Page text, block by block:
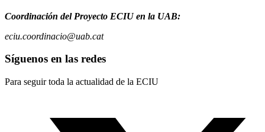
Coordinación del Proyecto ECIU en la UAB:
eciu.coordinacio@uab.cat
Síguenos en las redes
Para seguir toda la actualidad de la ECIU